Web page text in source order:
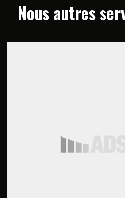
Nous autres